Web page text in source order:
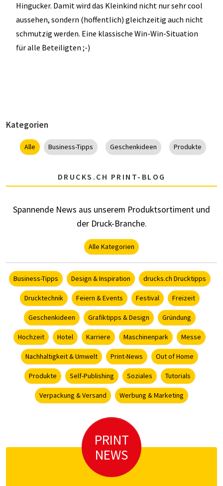
Hingucker. Damit wird das Kleinkind nicht nur sehr cool
aussehen, sondern (hoffentlich) gleichzeitig auch nicht
schmutzig werden. Eine klassische Win-Win-Situation
für alle Beteiligten ;-)
Kategorien
Alle Business-Tipps Geschenkideen Produkte
DRUCKS.CH PRINT-BLOG
Spannende News aus unserem Produktsortiment und
der Druck-Branche.
Alle Kategorien
Business-Tipps Design & Inspiration drucks.ch Drucktipps
Drucktechnik Feiern & Events Festival Freizeit
Geschenkideen Grafiktipps & Design Gründung
Hochzeit Hotel Karriere Maschinenpark Messe
Nachhaltigkeit & Umwelt Print-News Out of Home
Produkte Self-Publishing Soziales Tutorials
Verpackung & Versand Werbung & Marketing
PRINT
NEWS